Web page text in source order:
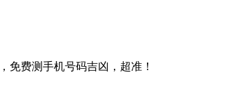
免费测手机号码吉凶，超准！